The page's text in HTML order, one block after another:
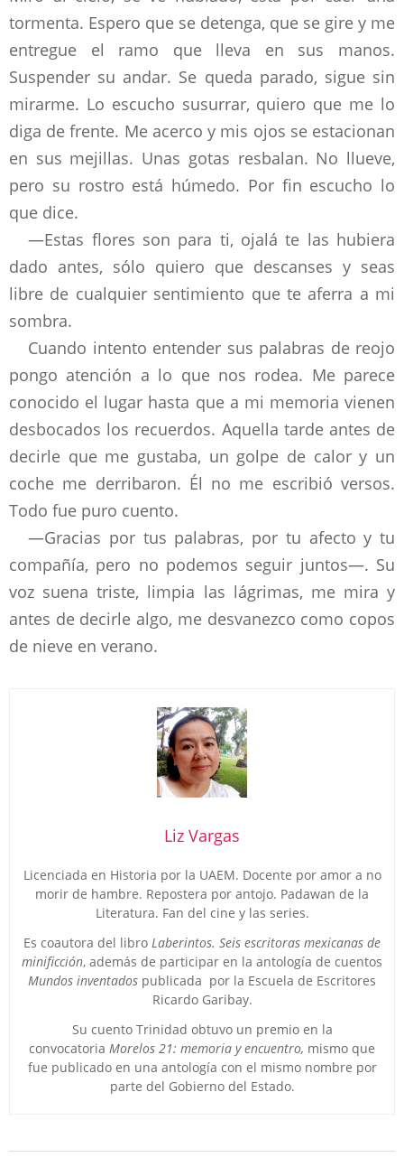
tormenta. Espero que se detenga, que se gire y me
entregue el ramo que lleva en sus manos.
Suspender su andar. Se queda parado, sigue sin
mirarme. Lo escucho susurrar, quiero que me lo
diga de frente. Me acerco y mis ojos se estacionan
en sus mejillas. Unas gotas resbalan. No llueve,
pero su rostro está húmedo. Por fin escucho lo
que dice.
—Estas flores son para ti, ojalá te las hubiera
dado antes, sólo quiero que descanses y seas
libre de cualquier sentimiento que te aferra a mi
sombra.
Cuando intento entender sus palabras de reojo
pongo atención a lo que nos rodea. Me parece
conocido el lugar hasta que a mi memoria vienen
desbocados los recuerdos. Aquella tarde antes de
decirle que me gustaba, un golpe de calor y un
coche me derribaron. Él no me escribió versos.
Todo fue puro cuento.
—Gracias por tus palabras, por tu afecto y tu
compañía, pero no podemos seguir juntos—. Su
voz suena triste, limpia las lágrimas, me mira y
antes de decirle algo, me desvanezco como copos
de nieve en verano.
Liz Vargas
Licenciada en Historia por la UAEM. Docente por amor a no
morir de hambre. Repostera por antojo. Padawan de la
Literatura. Fan del cine y las series.
Es coautora del libro Laberintos. Seis escritoras mexicanas de
minificción, además de participar en la antología de cuentos
Mundos inventados publicada por la Escuela de Escritores
Ricardo Garibay.
Su cuento Trinidad obtuvo un premio en la
convocatoria Morelos 21: memoria y encuentro, mismo que
fue publicado en una antología con el mismo nombre por
parte del Gobierno del Estado.